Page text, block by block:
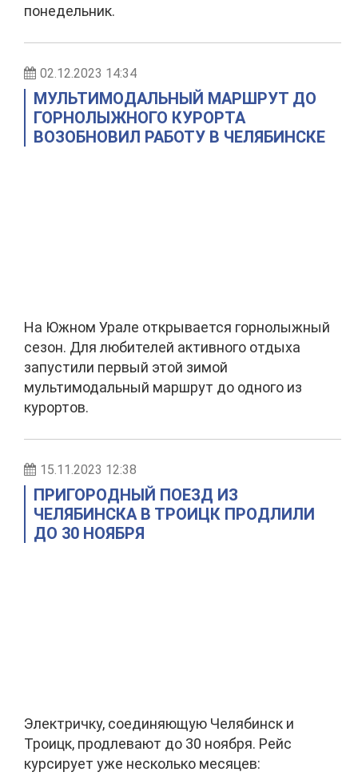
понедельник.
02.12.2023 14:34
МУЛЬТИМОДАЛЬНЫЙ МАРШРУТ ДО
ГОРНОЛЫЖНОГО КУРОРТА
ВОЗОБНОВИЛ РАБОТУ В ЧЕЛЯБИНСКЕ
На Южном Урале открывается горнолыжный
сезон. Для любителей активного отдыха
запустили первый этой зимой
мультимодальный маршрут до одного из
курортов.
15.11.2023 12:38
ПРИГОРОДНЫЙ ПОЕЗД ИЗ
ЧЕЛЯБИНСКА В ТРОИЦК ПРОДЛИЛИ
ДО 30 НОЯБРЯ
Электричку, соединяющую Челябинск и
Троицк, продлевают до 30 ноября. Рейс
курсирует уже несколько месяцев: